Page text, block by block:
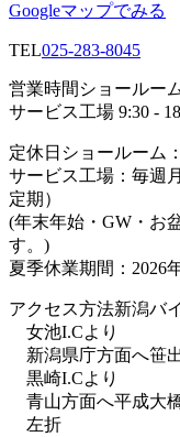
Googleマップでみる
TEL025-283-8045
営業時間 ショールー
サービス工場 9:30 -
定休日 ショールーム
サービス工場：毎週
定期）
(年末年始・GW・お
す。)
夏季休業期間：2026
アクセス方法新潟バ
女池I.Cより
新潟県庁方面へ笹
黒崎I.Cより
青山方面へ平成大
左折